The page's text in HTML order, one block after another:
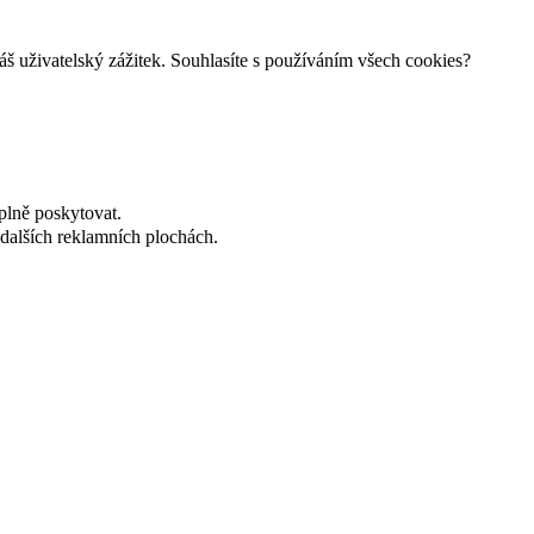
uživatelský zážitek. Souhlasíte s používáním všech cookies?
poskytovat.
reklamních plochách.